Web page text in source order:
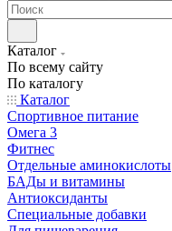
Каталог
По всему сайту
По каталогу
Каталог
Спортивное питание
Омега 3
Фитнес
Отдельные аминокислоты
БАДы и витамины
Антиоксиданты
Специальные добавки